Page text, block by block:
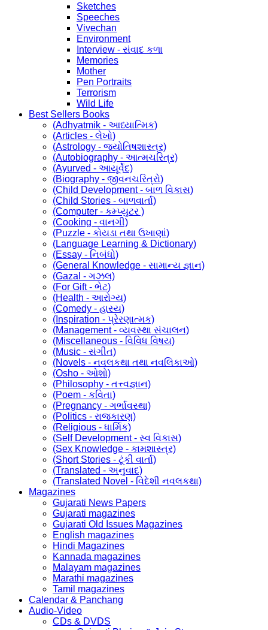
Sketches
Speeches
Vivechan
Environment
Interview - સંવાદ કળા
Memories
Mother
Pen Portraits
Terrorism
Wild Life
Best Sellers Books
(Adhyatmik - આધ્યાત્મિક)
(Articles - લેખો)
(Astrology - જ્યોતિષશાસ્ત્ર)
(Autobiography - આત્મચરિત્ર)
(Ayurved - આયૂર્વેદ)
(Biography - જીવનચરિત્રો)
(Child Development - બાળ વિકાસ)
(Child Stories - બાળવાર્તા)
(Computer - કમ્પ્યુટર )
(Cooking - વાનગી)
(Puzzle - કોયડા તથા ઉખાણાં)
(Language Learning & Dictionary)
(Essay - નિબંધો)
(General Knowledge - સામાન્ય જ્ઞાન)
(Gazal - ગઝલ)
(For Gift - ભેટ)
(Health - આરોગ્ય)
(Comedy - હાસ્ય)
(Inspiration - પ્રેરણાત્મક)
(Management - વ્યવસ્થા સંચાલન)
(Miscellaneous - વિવિધ વિષય)
(Music - સંગીત)
(Novels - નવલકથા તથા નવલિકાઓ)
(Osho - ઓશો)
(Philosophy - તત્ત્વજ્ઞાન)
(Poem - કવિતા)
(Pregnancy - ગર્ભાવસ્થા)
(Politics - રાજકારણ)
(Religious - ધાર્મિક)
(Self Development - સ્વ વિકાસ)
(Sex Knowledge - કામશાસ્ત્ર)
(Short Stories - ટૂંકી વાર્તા)
(Translated - અનુવાદ)
(Translated Novel - વિદેશી નવલકથા)
Magazines
Gujarati News Papers
Gujarati magazines
Gujarati Old Issues Magazines
English magazines
Hindi Magazines
Kannada magazines
Malayam magazines
Marathi magazines
Tamil magazines
Calendar & Panchang
Audio-Video
CDs & DVDS